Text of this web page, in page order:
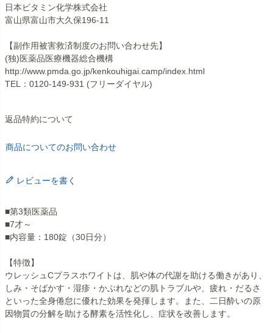
日本ビタミン化学株式会社
富山県富山市大久保196-11
【副作用被害救済制度のお問い合わせ先】
(独)医薬品医療機器総合機構
http://www.pmda.go.jp/kenkouhigai.camp/index.html
TEL：0120-149-931 (フリーダイヤル)
返品特約について
商品についてのお問い合わせ
レビューを書く
■第3類医薬品
■7才～
■内容量：180錠（30日分）
【特徴】
ウレッシュCプラスホワイトは、肌や体の代謝を助ける働きがあり、
しみ・そばかす・湿疹・かぶれなどの肌トラブルや、疲れ・だるさ
といった全身倦怠に優れた効果を発揮します。また、二日酔いの原
因物質の分解を助ける酵素を活性化し、症状を改善します。